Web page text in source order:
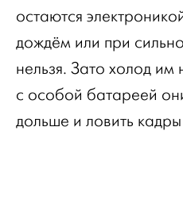
остаются
дождём или при
нельзя. Зато холод
с особой батареей
дольше и ловить